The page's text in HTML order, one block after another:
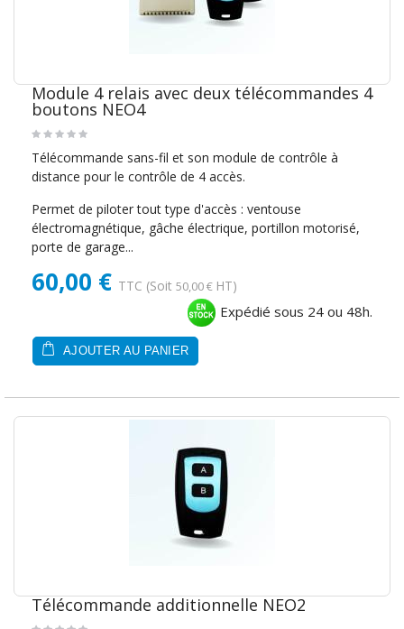
Module 4 relais avec deux télécommandes 4
boutons NEO4
Télécommande sans-fil et son module de contrôle à
distance pour le contrôle de 4 accès.
Permet de piloter tout type d'accès : ventouse
électromagnétique, gâche électrique, portillon motorisé,
porte de garage...
60,00 € TTC (Soit 50,00 € HT)
Expédié sous 24 ou 48h.
AJOUTER AU PANIER
Télécommande additionnelle NEO2